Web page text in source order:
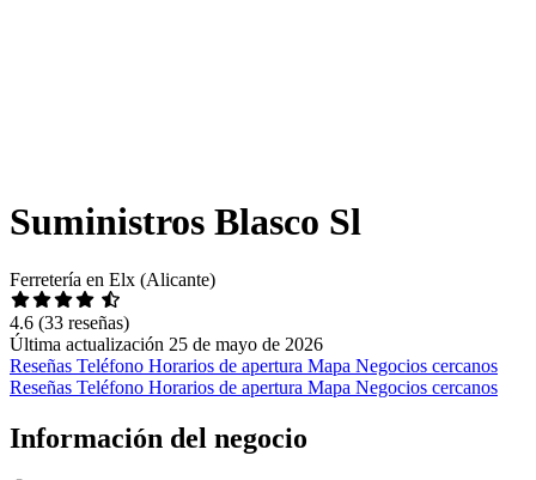
Suministros Blasco Sl
Ferretería en Elx (Alicante)
4.6 (33 reseñas)
Última actualización 25 de mayo de 2026
Reseñas Teléfono Horarios de apertura Mapa Negocios cercanos
Reseñas Teléfono Horarios de apertura Mapa Negocios cercanos
Información del negocio